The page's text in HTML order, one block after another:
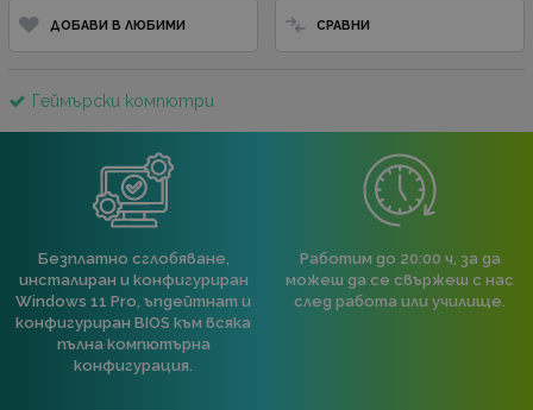
ДОБАВИ В ЛЮБИМИ СРАВНИ
Геймърски компютри
Безплатно сглобяване,
инсталиран и конфигуриран
Windows 11 Pro, ъпдейтнат и
конфигуриран BIOS към всяка
пълна компютърна
конфигурация.
Работим до 20:00 ч, за да
можеш да се свържеш с нас
след работа или училище.